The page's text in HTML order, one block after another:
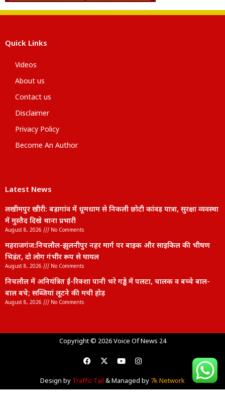
Quick Links
Videos
About us
Contact us
Disclaimer
Privacy Policy
Become An Author
Latest News
लखीमपुर खीरी: बड़ागांव में धूमधाम से निकली छोटी कांवड़ यात्रा, सुरक्षा व्यवस्था
में मुस्तैद दिखे थाना प्रभारी
August 8, 2026 No Comments
महराजगंज:निचलौल-झुलनीपुर नहर मार्ग पर बाइक और साइकिल की भीषण
भिड़ंत, दो लोग गंभीर रूप से घायल
August 8, 2026 No Comments
निचलौल में अनियंत्रित ई-रिक्शा पानी भरे गड्ढे में पलटा, चालक व बच्चे बाल-
बाल बचे; सब्जियां लूटने की मची होड़
August 8, 2026 No Comments
Copyright © 2026 Voice Of News 24
Design by Traffic Tail & Managed by 7k Network